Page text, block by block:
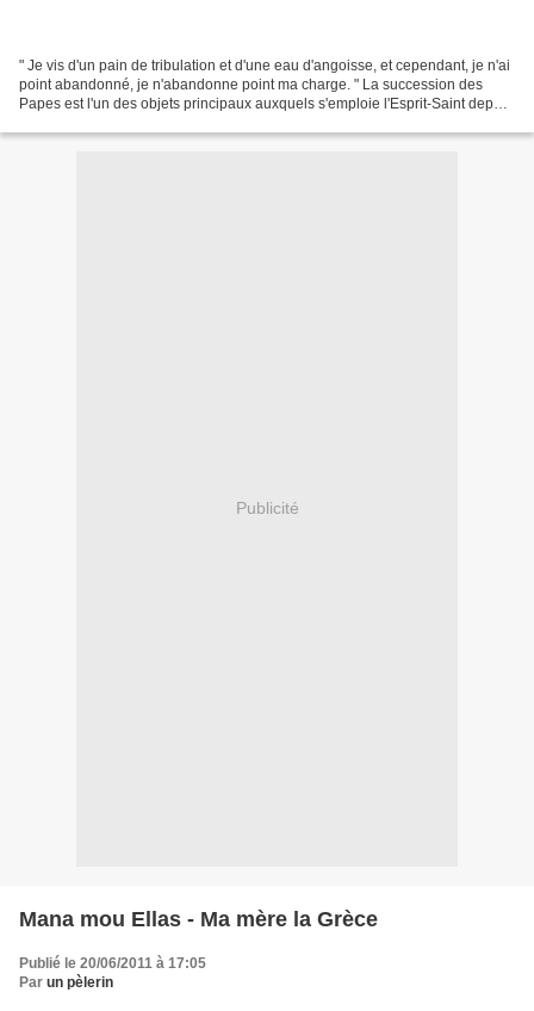
" Je vis d'un pain de tribulation et d'une eau d'angoisse, et cependant, je n'ai
point abandonné, je n'abandonne point ma charge. " La succession des
Papes est l'un des objets principaux auxquels s'emploie l'Esprit-Saint depuis
Publicité
Mana mou Ellas - Ma mère la Grèce
Publié le 20/06/2011 à 17:05
Par un pèlerin